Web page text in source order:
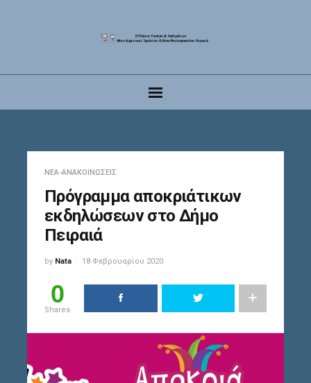
ΝΈΑ-ΑΝΑΚΟΙΝΏΣΕΙΣ
Πρόγραμμα αποκριάτικων
εκδηλώσεων στο Δήμο
Πειραιά
by Nata 18 Φεβρουαρίου 2020
0
Shares